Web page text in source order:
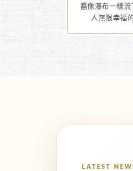
醬像瀑布一樣
人無限幸福
LATEST